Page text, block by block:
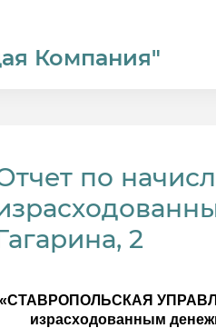
Компания"
по
2
«СТАВРОПОЛЬСКАЯ
израсходованным